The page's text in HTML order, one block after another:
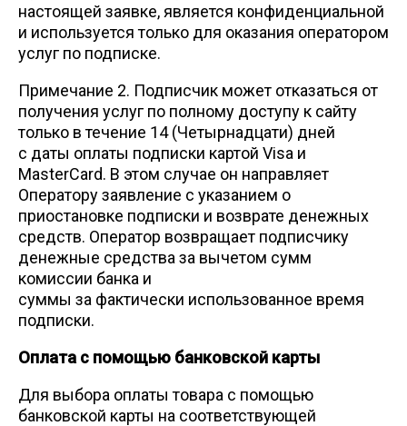
настоящей заявке, является конфиденциальной
и используется только для оказания оператором
услуг по подписке.
Примечание 2. Подписчик может отказаться от
получения услуг по полному доступу к сайту
только в течение 14 (Четырнадцати) дней
с даты оплаты подписки картой Visa и
MasterCard. В этом случае он направляет
Оператору заявление с указанием о
приостановке подписки и возврате денежных
средств. Оператор возвращает подписчику
денежные средства за вычетом сумм
комиссии банка и
суммы за фактически использованное время
подписки.
Оплата с помощью банковской карты
Для выбора оплаты товара с помощью
банковской карты на соответствующей